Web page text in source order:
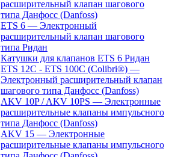
расширительный клапан шагового
типа Данфосс (Danfoss)
ETS 6 — Электронный
расширительный клапан шагового
типа Ридан
Катушки для клапанов ETS 6 Ридан
ETS 12C - ETS 100C (Colibri®) —
Электронный расширительный клапан
шагового типа Данфосс (Danfoss)
AKV 10P / AKV 10PS — Электронные
расширительные клапаны импульсного
типа Данфосс (Danfoss)
AKV 15 — Электронные
расширительные клапаны импульсного